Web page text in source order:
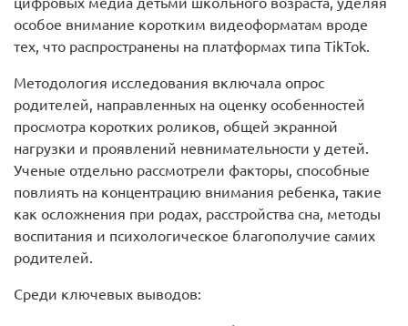
особое внимание коротким видеоформатам вроде
тех, что распространены на платформах типа TikTok.
Методология исследования включала опрос
родителей, направленных на оценку особенностей
просмотра коротких роликов, общей экранной
нагрузки и проявлений невнимательности у детей.
Ученые отдельно рассмотрели факторы, способные
повлиять на концентрацию внимания ребенка, такие
как осложнения при родах, расстройства сна, методы
воспитания и психологическое благополучие самих
родителей.
Среди ключевых выводов: